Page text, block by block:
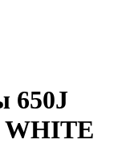
650J
WHITE